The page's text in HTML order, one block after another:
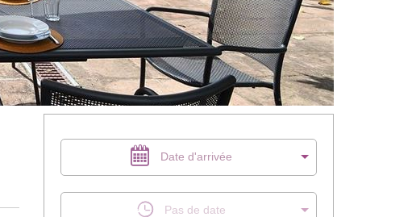
Date d'arrivée
Pas de date